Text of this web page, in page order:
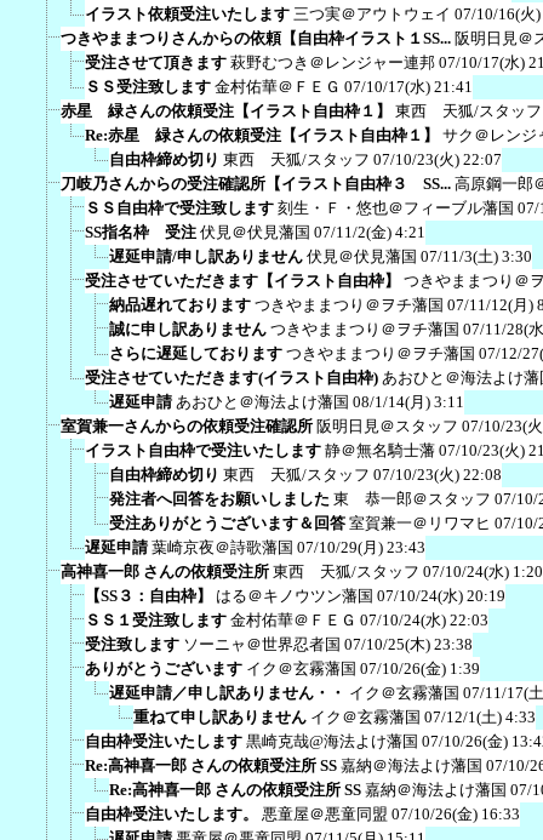
イラスト依頼受注いたします 三つ実＠アウトウェイ 07/10/16(火
つきやままつりさんからの依頼【自由枠イラスト１SS... 阪明日見＠
受注させて頂きます 萩野むつき＠レンジャー連邦 07/10/17(水)
ＳＳ受注致します 金村佑華＠ＦＥＧ 07/10/17(水) 21:41
赤星 緑さんの依頼受注【イラスト自由枠１】
東西 天狐/スタッフ
Re:赤星 緑さんの依頼受注【イラスト自由枠１】
サク＠レンジ
自由枠締め切り 東西 天狐/スタッフ 07/10/23(火) 22:07
刀岐乃さんからの受注確認所【イラスト自由枠３ SS... 高原鋼一郎
ＳＳ自由枠で受注致します 刻生・Ｆ・悠也＠フィーブル藩国 07/
SS指名枠 受注 伏見＠伏見藩国 07/11/2(金) 4:21
遅延申請/申し訳ありません 伏見＠伏見藩国 07/11/3(土) 3:30
受注させていただきます【イラスト自由枠】
つきやままつり＠
納品遅れております つきやままつり＠ヲチ藩国 07/11/12(月)
誠に申し訳ありません つきやままつり＠ヲチ藩国 07/11/28(
さらに遅延しております つきやままつり＠ヲチ藩国 07/12/
受注させていただきます(イラスト自由枠) あおひと＠海法よけ藩
遅延申請 あおひと＠海法よけ藩国 08/1/14(月) 3:11
室賀兼一さんからの依頼受注確認所 阪明日見＠スタッフ 07/10/23(
イラスト自由枠で受注いたします 静＠無名騎士藩 07/10/23(火)
自由枠締め切り 東西 天狐/スタッフ 07/10/23(火) 22:08
発注者へ回答をお願いしました 東 恭一郎＠スタッフ 07/10/
受注ありがとうございます＆回答 室賀兼一＠リワマヒ 07/10/
遅延申請 葉崎京夜＠詩歌藩国 07/10/29(月) 23:43
高神喜一郎 さんの依頼受注所 東西 天狐/スタッフ 07/10/24(水) 1:20
【SS３：自由枠】
はる＠キノウツン藩国 07/10/24(水) 20:19
ＳＳ１受注致します 金村佑華＠ＦＥＧ 07/10/24(水) 22:03
受注致します ソーニャ＠世界忍者国 07/10/25(木) 23:38
ありがとうございます イク＠玄霧藩国 07/10/26(金) 1:39
遅延申請／申し訳ありません・・ イク＠玄霧藩国 07/11/17(
重ねて申し訳ありません イク＠玄霧藩国 07/12/1(土) 4:33
自由枠受注いたします 黒崎克哉@海法よけ藩国 07/10/26(金)
Re:高神喜一郎 さんの依頼受注所 SS 嘉納＠海法よけ藩国 07/10/
Re:高神喜一郎 さんの依頼受注所 SS 嘉納＠海法よけ藩国 07/
自由枠受注いたします。
悪童屋＠悪童同盟 07/10/26(金) 16:33